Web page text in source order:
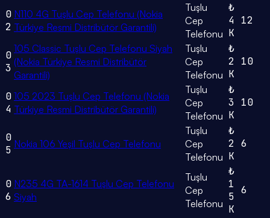
0
2
N110 4G Tuşlu Cep Telefonu (Nokia
Türkiye Resmi Distribütör Garantili)
Tuşlu
Cep
Telefonu
₺
4
K
12
0
3
105 Classic Tuşlu Cep Telefonu Siyah
(Nokia Türkiye Resmi Distribütör
Garantili)
Tuşlu
Cep
Telefonu
₺
2
K
10
0
4
105 2023 Tuşlu Cep Telefonu (Nokia
Türkiye Resmi Distribütör Garantili)
Tuşlu
Cep
Telefonu
₺
3
K
10
0
5 Nokia 106 Yeşil Tuşlu Cep Telefonu
Tuşlu
Cep
Telefonu
₺
2
K
6
0
6
N235 4G TA-1614 Tuşlu Cep Telefonu
Siyah
Tuşlu
Cep
Telefonu
₺
1
5
K
6